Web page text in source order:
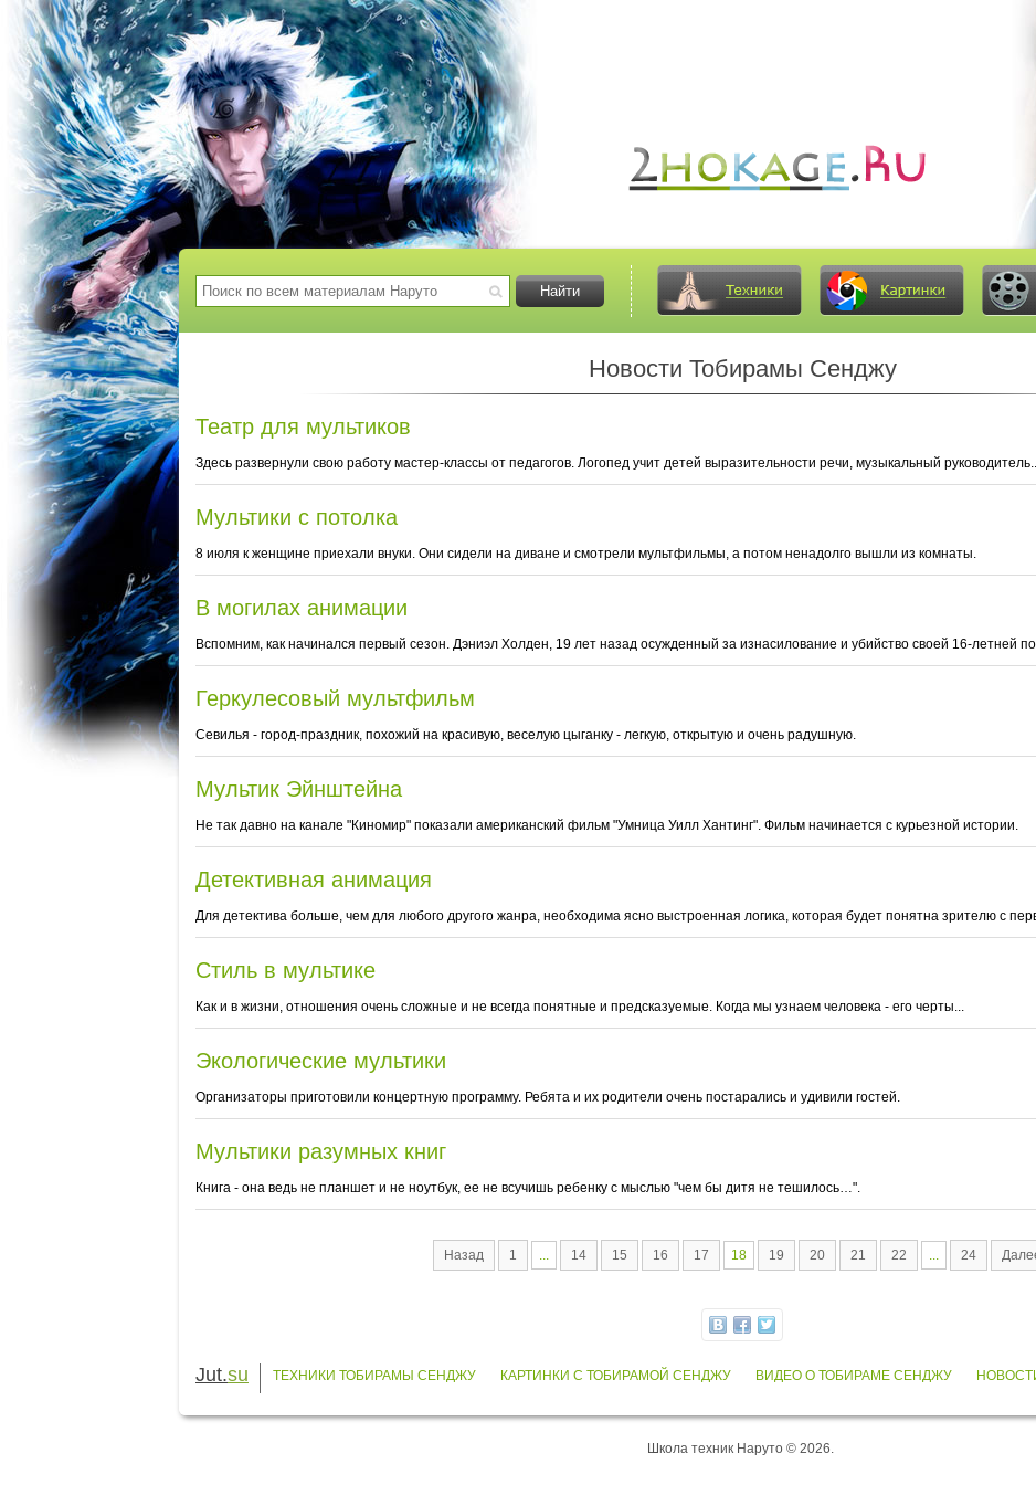
Новости Тобирамы Сенджу
Театр для мультиков
Здесь развернули свою работу мастер-классы от педагогов. Логопед учит детей выразительности речи, музыкальный
Мультики с потолка
8 июля к женщине приехали внуки. Они сидели на диване и смотрели мультфильмы, а потом ненадолго вышли из комнаты.
В могилах анимации
Вспомним, как начинался первый сезон. Дэниэл Холден, 19 лет назад осужденный за изнасилование и убийство своей 16-летней
Геркулесовый мультфильм
Севилья - город-праздник, похожий на красивую, веселую цыганку - легкую, открытую и очень радушную.
Мультик Эйнштейна
Не так давно на канале "Киномир" показали американский фильм "Умница Уилл Хантинг". Фильм начинается с курьезной истории.
Детективная анимация
Для детектива больше, чем для любого другого жанра, необходима ясно выстроенная логика, которая будет понятна зрителю с
Стиль в мультике
Как и в жизни, отношения очень сложные и не всегда понятные и предсказуемые. Когда мы узнаем человека - его черты...
Экологические мультики
Организаторы приготовили концертную программу. Ребята и их родители очень постарались и удивили гостей.
Мультики разумных книг
Книга - она ведь не планшет и не ноутбук, ее не всучишь ребенку с мыслью "чем бы дитя не тешилось…".
Назад 1 ... 14 15 16 17 18 19 20 21 22 ... 24
Jut.su ТЕХНИКИ ТОБИРАМЫ СЕНДЖУ КАРТИНКИ С ТОБИРАМОЙ СЕНДЖУ ВИДЕО О ТОБИРАМЕ СЕНДЖУ
Школа техник Наруто © 2026.